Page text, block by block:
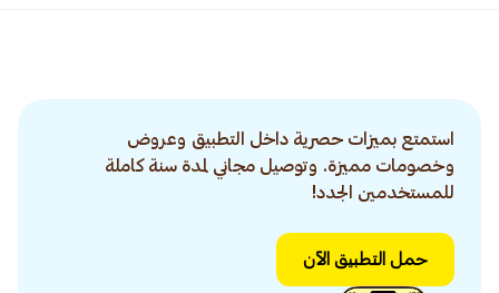
استمتع بميزات حصرية داخل التطبيق وعروض
وخصومات مميزة. وتوصيل مجاني لمدة سنة كاملة
للمستخدمين الجدد!
حمل التطبيق الآن